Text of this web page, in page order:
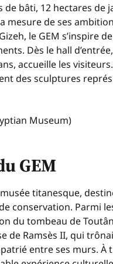
bâti, 12 hectares de
mesure de ses
le GEM s’inspire
Dès le hall
accueille les
des sculptures
GEM
titanesque,
conservation. Parmi
du tombeau de
de Ramsès II, qui
entre ses murs. À